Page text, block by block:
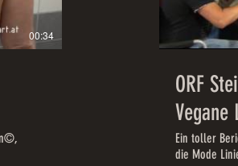
00:34
ORF
Vegane
Ein toller
die Mode